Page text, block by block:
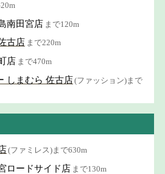
南田宮店 まで120m
古店 まで220m
店 まで470m
しまむら 佐古店(ファッション)まで
(ファミレス)まで630m
ロードサイド店 まで130m